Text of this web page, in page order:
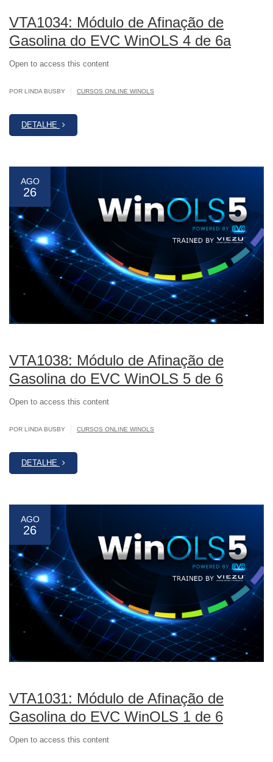
VTA1034: Módulo de Afinação de
Gasolina do EVC WinOLS 4 de 6a
Open to access this content
POR LINDA BUSBY CURSOS ONLINE WINOLS
DETALHE
AGO
26
VTA1038: Módulo de Afinação de
Gasolina do EVC WinOLS 5 de 6
Open to access this content
POR LINDA BUSBY CURSOS ONLINE WINOLS
DETALHE
AGO
26
VTA1031: Módulo de Afinação de
Gasolina do EVC WinOLS 1 de 6
Open to access this content